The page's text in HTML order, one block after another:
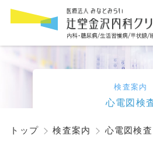
検査案内
心電図検
トップ 検査案内 心電図検査